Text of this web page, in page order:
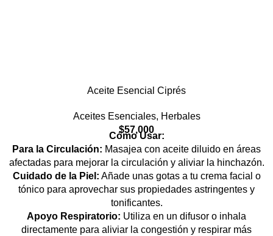
Aceite Esencial Ciprés
Aceites Esenciales, Herbales
$57,000
Cómo Usar:
Para la Circulación: Masajea con aceite diluido en áreas
afectadas para mejorar la circulación y aliviar la hinchazón.
Cuidado de la Piel: Añade unas gotas a tu crema facial o
tónico para aprovechar sus propiedades astringentes y
tonificantes.
Apoyo Respiratorio: Utiliza en un difusor o inhala
directamente para aliviar la congestión y respirar más